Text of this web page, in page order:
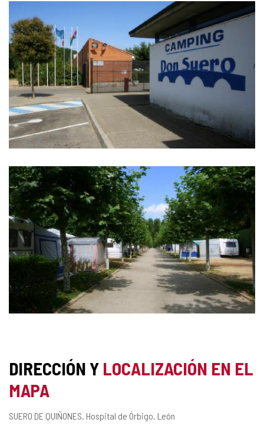
GALERÍA
DE
IMÁGENES
DIRECCIÓN Y LOCALIZACIÓN EN EL
MAPA
Dirección
SUERO DE QUIÑONES. Hospital de Órbigo. León